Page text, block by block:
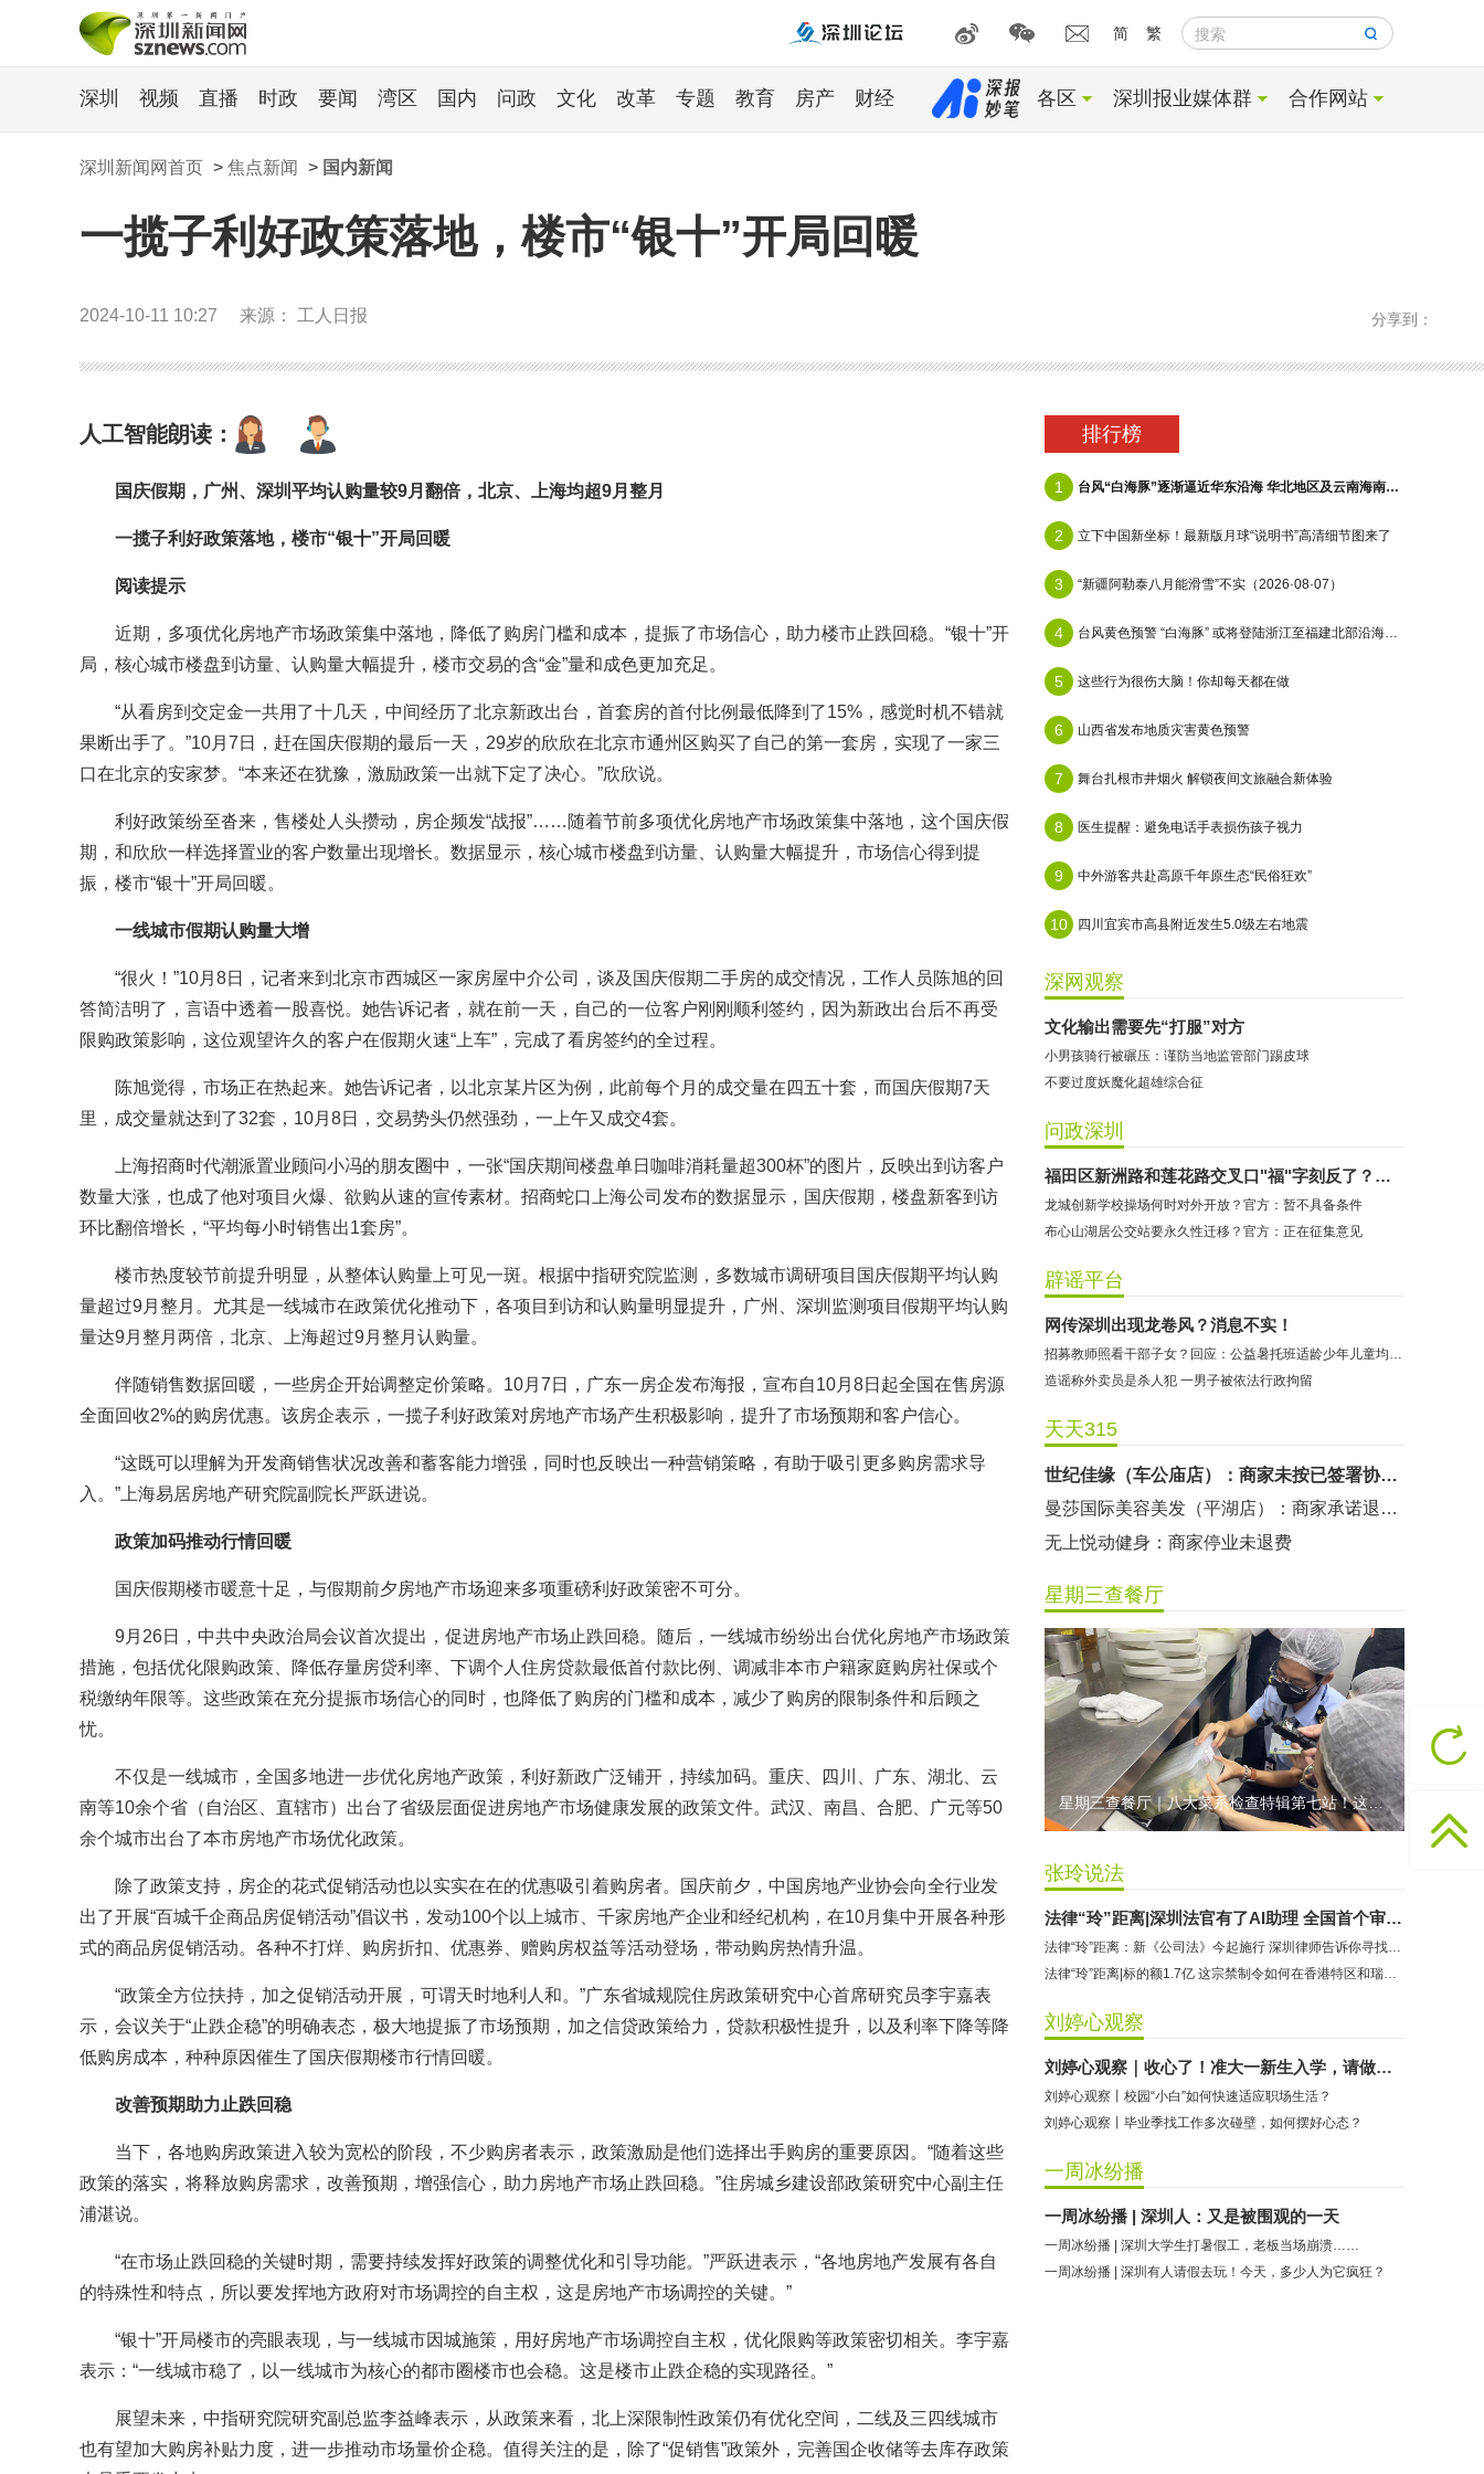
简 繁 搜索
深圳 视频 直播 时政 要闻 湾区 国内 问政 文化 改革 专题 教育 房产 财经 各区 深圳报业媒体群 合作网站
深圳新闻网首页 > 焦点新闻 > 国内新闻
一揽子利好政策落地，楼市“银十”开局回暖
2024-10-11 10:27 来源： 工人日报 分享到：
人工智能朗读：
国庆假期，广州、深圳平均认购量较9月翻倍，北京、上海均超9月整月
一揽子利好政策落地，楼市“银十”开局回暖
阅读提示
近期，多项优化房地产市场政策集中落地，降低了购房门槛和成本，提振了市场信心，助力楼市止跌回稳。“银十”开
局，核心城市楼盘到访量、认购量大幅提升，楼市交易的含“金”量和成色更加充足。
“从看房到交定金一共用了十几天，中间经历了北京新政出台，首套房的首付比例最低降到了15%，感觉时机不错就
果断出手了。”10月7日，赶在国庆假期的最后一天，29岁的欣欣在北京市通州区购买了自己的第一套房，实现了一家三
口在北京的安家梦。“本来还在犹豫，激励政策一出就下定了决心。”欣欣说。
利好政策纷至沓来，售楼处人头攒动，房企频发“战报”……随着节前多项优化房地产市场政策集中落地，这个国庆假
期，和欣欣一样选择置业的客户数量出现增长。数据显示，核心城市楼盘到访量、认购量大幅提升，市场信心得到提
振，楼市“银十”开局回暖。
一线城市假期认购量大增
“很火！”10月8日，记者来到北京市西城区一家房屋中介公司，谈及国庆假期二手房的成交情况，工作人员陈旭的回
答简洁明了，言语中透着一股喜悦。她告诉记者，就在前一天，自己的一位客户刚刚顺利签约，因为新政出台后不再受
限购政策影响，这位观望许久的客户在假期火速“上车”，完成了看房签约的全过程。
陈旭觉得，市场正在热起来。她告诉记者，以北京某片区为例，此前每个月的成交量在四五十套，而国庆假期7天
里，成交量就达到了32套，10月8日，交易势头仍然强劲，一上午又成交4套。
上海招商时代潮派置业顾问小冯的朋友圈中，一张“国庆期间楼盘单日咖啡消耗量超300杯”的图片，反映出到访客户
数量大涨，也成了他对项目火爆、欲购从速的宣传素材。招商蛇口上海公司发布的数据显示，国庆假期，楼盘新客到访
环比翻倍增长，“平均每小时销售出1套房”。
楼市热度较节前提升明显，从整体认购量上可见一斑。根据中指研究院监测，多数城市调研项目国庆假期平均认购
量超过9月整月。尤其是一线城市在政策优化推动下，各项目到访和认购量明显提升，广州、深圳监测项目假期平均认购
量达9月整月两倍，北京、上海超过9月整月认购量。
伴随销售数据回暖，一些房企开始调整定价策略。10月7日，广东一房企发布海报，宣布自10月8日起全国在售房源
全面回收2%的购房优惠。该房企表示，一揽子利好政策对房地产市场产生积极影响，提升了市场预期和客户信心。
“这既可以理解为开发商销售状况改善和蓄客能力增强，同时也反映出一种营销策略，有助于吸引更多购房需求导
入。”上海易居房地产研究院副院长严跃进说。
政策加码推动行情回暖
国庆假期楼市暖意十足，与假期前夕房地产市场迎来多项重磅利好政策密不可分。
9月26日，中共中央政治局会议首次提出，促进房地产市场止跌回稳。随后，一线城市纷纷出台优化房地产市场政策
措施，包括优化限购政策、降低存量房贷利率、下调个人住房贷款最低首付款比例、调减非本市户籍家庭购房社保或个
税缴纳年限等。这些政策在充分提振市场信心的同时，也降低了购房的门槛和成本，减少了购房的限制条件和后顾之
忧。
不仅是一线城市，全国多地进一步优化房地产政策，利好新政广泛铺开，持续加码。重庆、四川、广东、湖北、云
南等10余个省（自治区、直辖市）出台了省级层面促进房地产市场健康发展的政策文件。武汉、南昌、合肥、广元等50
余个城市出台了本市房地产市场优化政策。
除了政策支持，房企的花式促销活动也以实实在在的优惠吸引着购房者。国庆前夕，中国房地产业协会向全行业发
出了开展“百城千企商品房促销活动”倡议书，发动100个以上城市、千家房地产企业和经纪机构，在10月集中开展各种形
式的商品房促销活动。各种不打烊、购房折扣、优惠券、赠购房权益等活动登场，带动购房热情升温。
“政策全方位扶持，加之促销活动开展，可谓天时地利人和。”广东省城规院住房政策研究中心首席研究员李宇嘉表
示，会议关于“止跌企稳”的明确表态，极大地提振了市场预期，加之信贷政策给力，贷款积极性提升，以及利率下降等降
低购房成本，种种原因催生了国庆假期楼市行情回暖。
改善预期助力止跌回稳
当下，各地购房政策进入较为宽松的阶段，不少购房者表示，政策激励是他们选择出手购房的重要原因。“随着这些
政策的落实，将释放购房需求，改善预期，增强信心，助力房地产市场止跌回稳。”住房城乡建设部政策研究中心副主任
浦湛说。
“在市场止跌回稳的关键时期，需要持续发挥好政策的调整优化和引导功能。”严跃进表示，“各地房地产发展有各自
的特殊性和特点，所以要发挥地方政府对市场调控的自主权，这是房地产市场调控的关键。”
“银十”开局楼市的亮眼表现，与一线城市因城施策，用好房地产市场调控自主权，优化限购等政策密切相关。李宇嘉
表示：“一线城市稳了，以一线城市为核心的都市圈楼市也会稳。这是楼市止跌企稳的实现路径。”
展望未来，中指研究院研究副总监李益峰表示，从政策来看，北上深限制性政策仍有优化空间，二线及三四线城市
也有望加大购房补贴力度，进一步推动市场量价企稳。值得关注的是，除了“促销售”政策外，完善国企收储等去库存政策
排行榜
1 台风“白海豚”逐渐逼近华东沿海 华北地区及云南海南等地有降雨
2 立下中国新坐标！最新版月球“说明书”高清细节图来了
3 “新疆阿勒泰八月能滑雪”不实（2026·08·07）
4 台风黄色预警 “白海豚” 或将登陆浙江至福建北部沿海地区
5 这些行为很伤大脑！你却每天都在做
6 山西省发布地质灾害黄色预警
7 舞台扎根市井烟火 解锁夜间文旅融合新体验
8 医生提醒：避免电话手表损伤孩子视力
9 中外游客共赴高原千年原生态“民俗狂欢”
10 四川宜宾市高县附近发生5.0级左右地震
深网观察
文化输出需要先“打服”对方
小男孩骑行被碾压：谨防当地监管部门踢皮球
不要过度妖魔化超雄综合征
问政深圳
福田区新洲路和莲花路交叉口"福"字刻反了？官方回应
龙城创新学校操场何时对外开放？官方：暂不具备条件
布心山湖居公交站要永久性迁移？官方：正在征集意见
辟谣平台
网传深圳出现龙卷风？消息不实！
招募教师照看干部子女？回应：公益暑托班适龄少年儿童均可报名
造谣称外卖员是杀人犯 一男子被依法行政拘留
天天315
哈尔特健身：商家拒不配合调解
龅牙兔儿童情商训练营：商家承诺退费未履行
粤宝乐儿童成长中心：商家拒不配合调解
世纪佳缘（车公庙店）：商家未按已签署协议退款
曼莎国际美容美发（平湖店）：商家承诺退费未履行
无上悦动健身：商家停业未退费
龅牙兔儿童情商训练营：商家承诺退费未履行
预付式消费退款难 深圳市消委会公开谴责力美健华联店
元宵佳节，发生了“甜蜜的烦恼”该怎么办？
2021年深圳市消费投诉分析报告出炉 教育培训投诉量增长
星期三查餐厅
星期三查餐厅｜八大菜系检查特辑第七站！这家米其林一星人气闽菜餐厅后厨干净吗？
张玲说法
法律“玲”距离|深圳法官有了AI助理 全国首个审判大模型到底长啥样
刘婷心观察
刘婷心观察｜收心了！准大一新生入学，请做好这些准备
刘婷心观察丨校园“小白”如何快速适应职场生活？
刘婷心观察丨毕业季找工作多次碰壁，如何摆好心态？
一周冰纷播
一周冰纷播 | 深圳人：又是被围观的一天
一周冰纷播 | 深圳大学生打暑假工，老板当场崩溃……
一周冰纷播 | 深圳有人请假去玩！今天，多少人为它疯狂？